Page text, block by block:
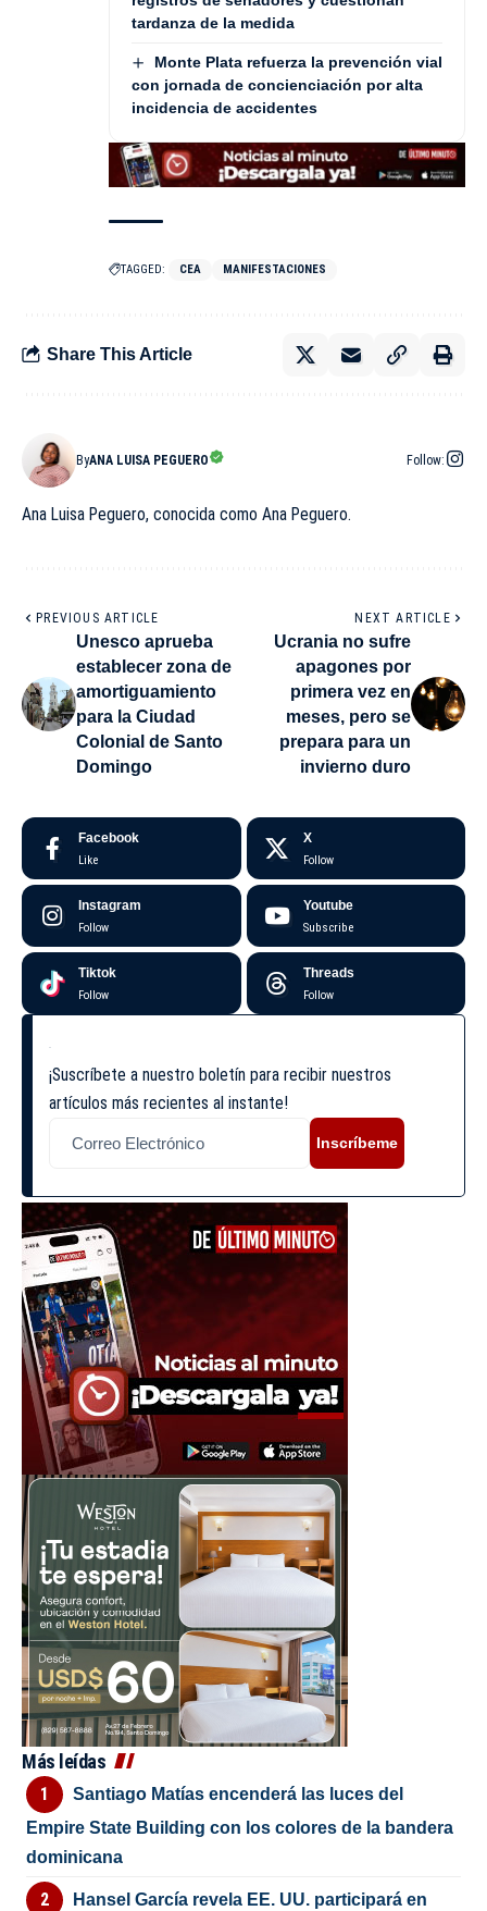
tardanza de la medida
Monte Plata refuerza la prevención vial
con jornada de concienciación por alta
incidencia de accidentes
TAGGED: CEA MANIFESTACIONES
Share This Article
ByANA LUISA PEGUERO Follow:
Ana Luisa Peguero, conocida como Ana Peguero.
PREVIOUS ARTICLE
Unesco aprueba
establecer zona de
amortiguamiento
para la Ciudad
Colonial de Santo
Domingo
NEXT ARTICLE
Ucrania no sufre
apagones por
primera vez en
meses, pero se
prepara para un
invierno duro
Facebook
Like
X
Follow
Instagram
Follow
Youtube
Subscribe
Tiktok
Follow
Threads
Follow
¡Suscríbete a nuestro boletín para recibir nuestros
artículos más recientes al instante!
Inscríbeme
Más leídas
Santiago Matías encenderá las luces del
Empire State Building con los colores de la bandera
dominicana
Hansel García revela EE. UU. participará en